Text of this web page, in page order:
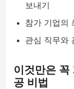
보내기
참가 기업의
관심 직무와
이것만은 꼭
공 비법